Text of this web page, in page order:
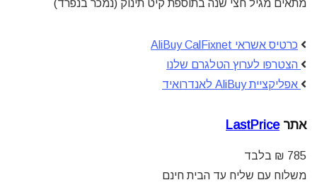
מתאים מגיל חצי שנה בתוספת קיט תינוק (נמכר בנפרד)
כרטיס אשראי AliBuy CalFixnet
הצטרפו לערוץ הטלגרם שלנו
אפליקציית AliBuy לאנדרואיד
אתרLastPrice
785 ₪ בלבד
משלוח עם שליח עד הבית חינם